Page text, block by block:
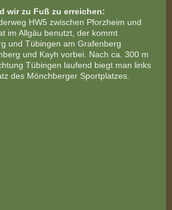
wir zu Fuß zu erreichen:
HW5 zwischen Pforzheim und
im Allgäu benutzt, der kommt
und Tübingen am Grafenberg
und Kayh vorbei. Nach ca. 300 m
Tübingen laufend biegt man links
des Mönchberger Sportplatzes.